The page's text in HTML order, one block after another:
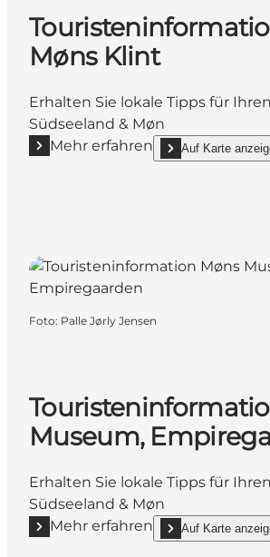
Møns Klint
Erhalten Sie lokale Tipps für
Südseeland & Møn
Mehr erfahren
Mehr erfahren Auf Karte
show
Foto: Palle Jørly Jensen
Museum,
Erhalten Sie lokale Tipps für
Südseeland & Møn
Mehr erfahren
Mehr erfahren Auf Karte
show